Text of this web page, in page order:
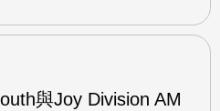
與Joy Division AM